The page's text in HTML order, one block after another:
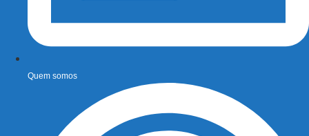
Quem somos